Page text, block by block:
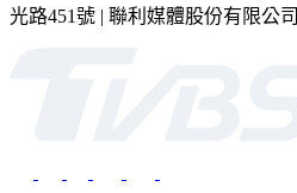
光路451號 | 聯利媒體股份有限公司